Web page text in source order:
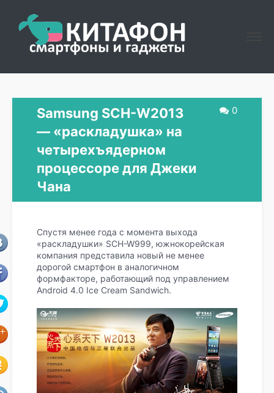
0
Samsung SCH-W2013
— «раскладушка» на
четырехъядерном
процессоре для Джеки
Чана
Спустя менее года с момента выхода
«раскладушки» SCH-W999, южнокорейская
компания представила новый не менее
дорогой смартфон в аналогичном
формфакторе, работающий под управлением
Android 4.0 Ice Cream Sandwich.